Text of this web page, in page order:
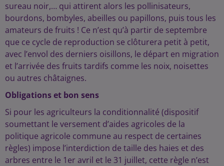
sureau noir,… qui attirent alors les pollinisateurs,
bourdons, bombyles, abeilles ou papillons, puis tous les
amateurs de fruits ! Ce n’est qu’à partir de septembre
que ce cycle de reproduction se clôturera petit à petit,
avec l’envol des derniers oisillons, le départ en migration
et l’arrivée des fruits tardifs comme les noix, noisettes
ou autres châtaignes.
Obligations et bon sens
Si pour les agriculteurs la conditionnalité (dispositif
soumettant le versement d’aides agricoles de la
politique agricole commune au respect de certaines
règles) impose l’interdiction de taille des haies et des
arbres entre le 1er avril et le 31 juillet, cette règle n’est